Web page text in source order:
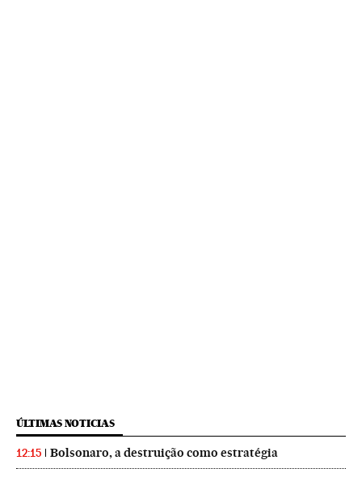
ÚLTIMAS NOTICIAS
12:15 Bolsonaro, a destruição como estratégia